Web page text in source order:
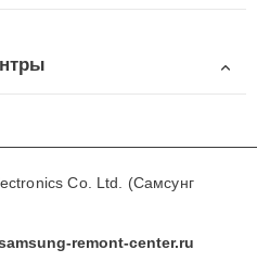
Co. Ltd. (Самсунг
remont-center.ru